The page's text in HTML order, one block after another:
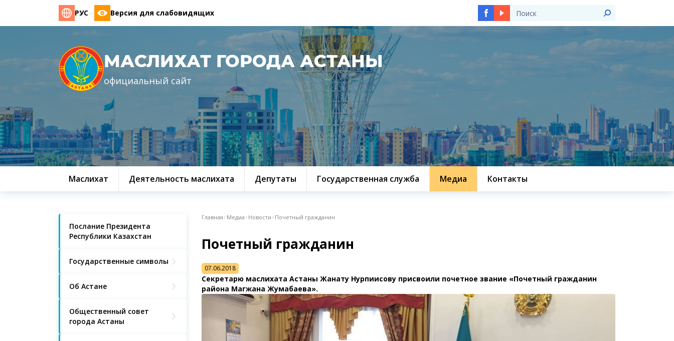
РУС Версия для слабовидящих
МАСЛИХАТ ГОРОДА АСТАНЫ
официальный сайт
Маслихат Деятельность маслихата Депутаты Государственная служба Медиа Контакты
Послание Президента
Республики Казахстан
Государственные символы
Об Астане
Общественный совет
города Астаны
Главная Медиа Новости Почетный гражданин
Почетный гражданин
07.06.2018
Секретарю маслихата Астаны Жанату Нурпиисову присвоили почетное звание «Почетный гражданин
района Магжана Жумабаева».